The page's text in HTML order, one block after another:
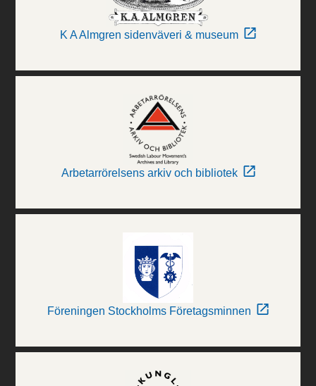
K A Almgren sidenväveri & museum
Arbetarrörelsens arkiv och bibliotek
Föreningen Stockholms Företagsminnen